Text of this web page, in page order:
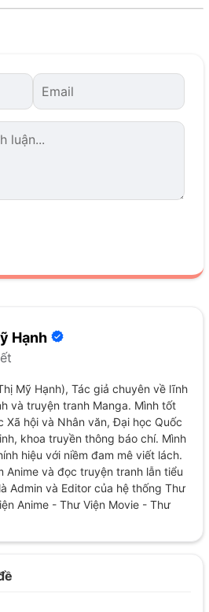
Hạnh
Mỹ Hạnh), Tác giả chuyên về lĩnh
và truyện tranh Manga. Mình tốt
Xã hội và Nhân văn, Đại học Quốc
khoa truyền thông báo chí. Mình
hiệu với niềm đam mê viết lách.
Anime và đọc truyện tranh lẫn tiểu
Admin và Editor của hệ thống Thư
Anime - Thư Viện Movie - Thư